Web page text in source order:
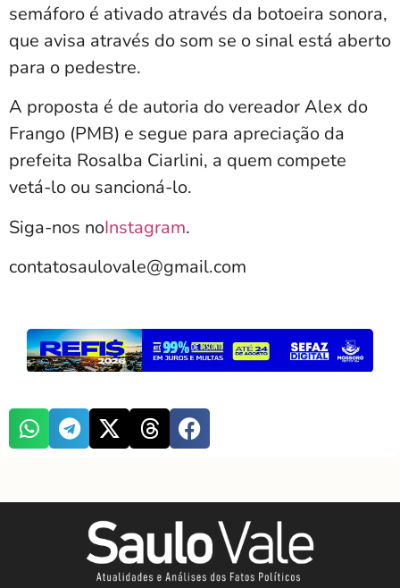
semáforo é ativado através da botoeira sonora,
que avisa através do som se o sinal está aberto
para o pedestre.
A proposta é de autoria do vereador Alex do
Frango (PMB) e segue para apreciação da
prefeita Rosalba Ciarlini, a quem compete
vetá-lo ou sancioná-lo.
Siga-nos noInstagram.
contatosaulovale@gmail.com